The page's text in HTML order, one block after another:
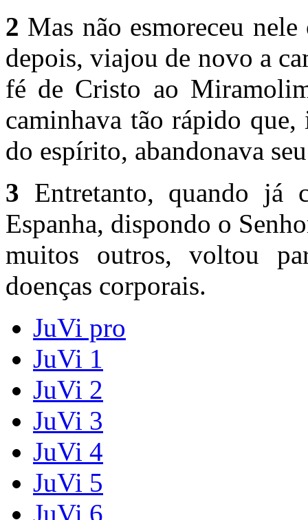
2 Mas não esmoreceu
depois, viajou de novo a
fé de Cristo ao
caminhava tão rápido
do espírito, abandonava
3 Entretanto, quando já
Espanha, dispondo o
muitos outros, voltou
doenças corporais.
JuVi pro
JuVi 1
JuVi 2
JuVi 3
JuVi 4
JuVi 5
JuVi 6